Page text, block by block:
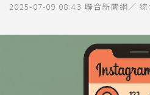
2025-07-09 08:43 聯合新聞網／